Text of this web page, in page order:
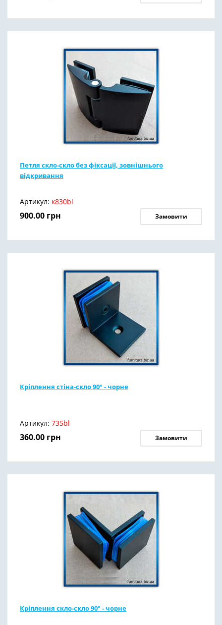
Петля скло-скло без фіксації, зовнішнього
відкривання
Артикул: к830bl
900.00 грн Замовити
Кріплення стіна-скло 90° - чорне
Артикул: 735bl
360.00 грн Замовити
Кріплення скло-скло 90° - чорне